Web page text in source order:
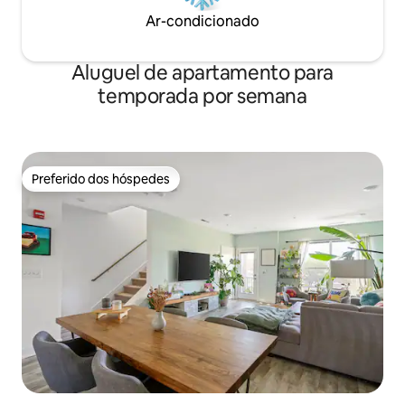
Ar-condicionado
Aluguel de apartamento para
temporada por semana
Preferido dos hóspedes
Preferido dos hóspedes